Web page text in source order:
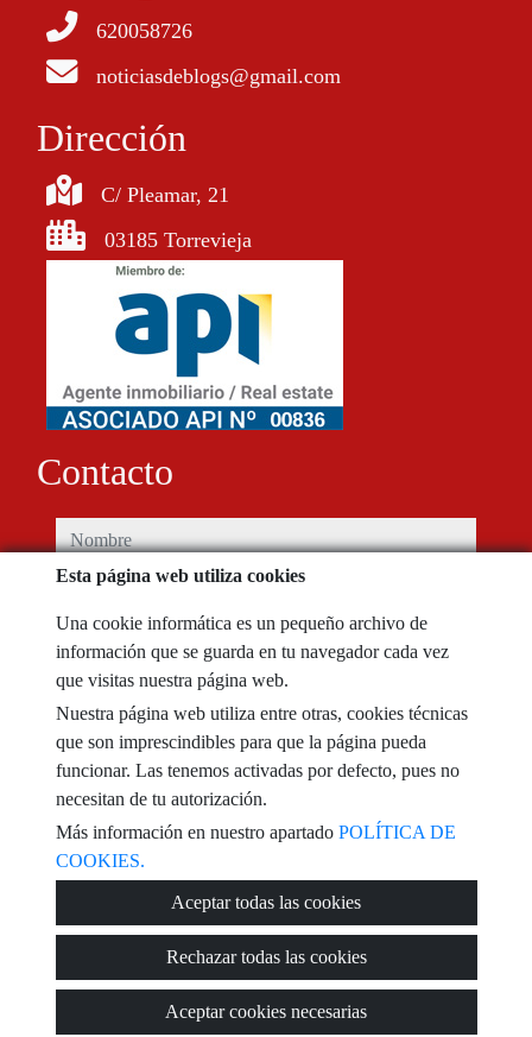
620058726
noticiasdeblogs@gmail.com
Dirección
C/ Pleamar, 21
03185 Torrevieja
Contacto
nombre
e-mail
He leído y acepto las condiciones de uso y
mensaje
Enviar
Esta página web utiliza cookies
Una cookie informática es un pequeño archivo de
información que se guarda en tu navegador cada vez
que visitas nuestra página web.
Nuestra página web utiliza entre otras, cookies técnicas
que son imprescindibles para que la página pueda
funcionar. Las tenemos activadas por defecto, pues no
necesitan de tu autorización.
Más información en nuestro apartado POLÍTICA DE
COOKIES.
Aceptar todas las cookies
Rechazar todas las cookies
Aceptar cookies necesarias